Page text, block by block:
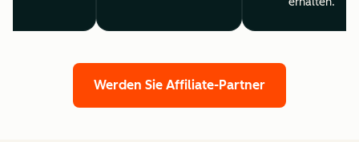
Werden Sie Affiliate-Partner